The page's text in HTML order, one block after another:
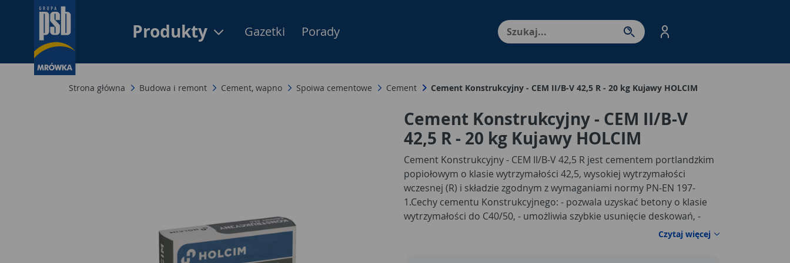
Produkty Menu Produktów, nawigacja: Enter - przejdź do strony produktów. Spacja – otwórz/
Gazetki Porady
Strona główna Budowa i remont Cement, wapno Spoiwa cementowe Cement Cement Konstrukcyjny - CEM II/B-V 42,5 R - 20 kg Kujawy HOLCIM
Cement Konstrukcyjny - CEM II/B-V
42,5 R - 20 kg Kujawy HOLCIM
Cement Konstrukcyjny - CEM II/B-V 42,5 R jest cementem portlandzkim
popiołowym o klasie wytrzymałości 42,5, wysokiej wytrzymałości
wczesnej (R) i składzie zgodnym z wymaganiami normy PN-EN 197-
1.Cechy cementu Konstrukcyjnego: - pozwala uzyskać betony o klasie
wytrzymałości do C40/50, - umożliwia szybkie usunięcie deskowań, -
- zmniejszona tendencja do
Czytaj więcej